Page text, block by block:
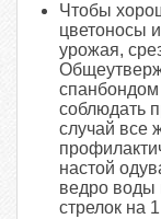
Чтобы
цветоносы
урожая,
спанбондом
соблюдать
случай все
настой
ведро воды
стрелок на